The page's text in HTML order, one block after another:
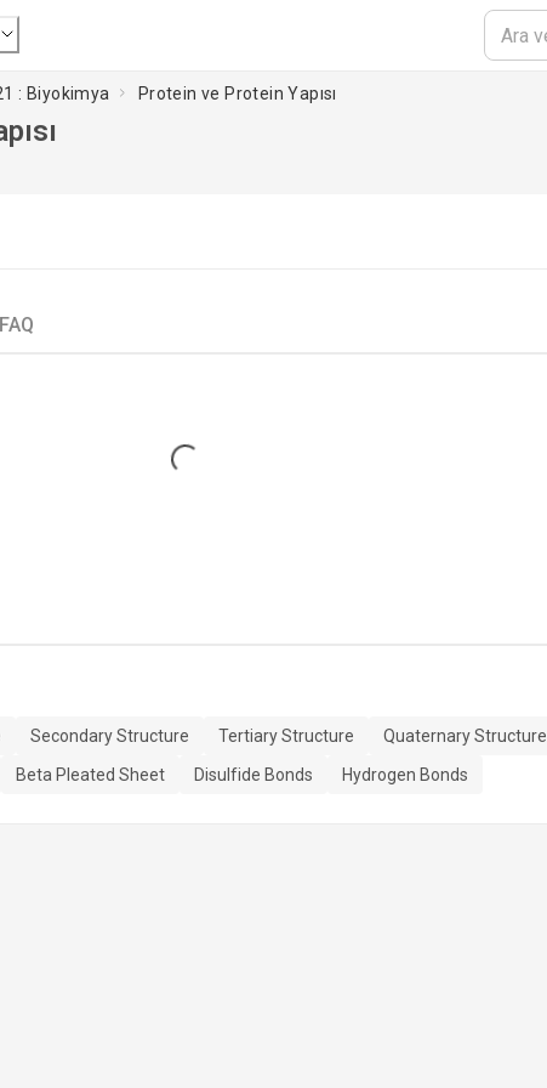
: Biyokimya Protein ve Protein Yapısı
FAQ
Loading...
Secondary Structure Tertiary Structure
Quaternary Structure
Beta Pleated Sheet Disulfide Bonds Hydrogen Bonds